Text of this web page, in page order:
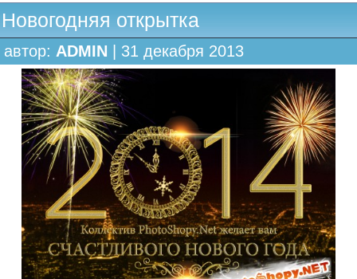
Новогодняя открытка
автор: ADMIN | 31 декабря 2013